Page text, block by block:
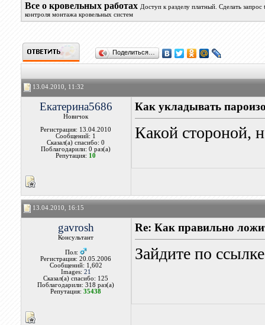
Все о кровельных работах Доступ к разделу платный. Сделать
контроля монтажа кровельных систем
Поделиться…
13.04.2010, 11:32
Екатерина5686
Новичок
Регистрация: 13.04.2010
Сообщений: 1
Сказал(а) спасибо: 0
Поблагодарили: 0 раз(а)
Репутация: 10
Как укладывать
Какой стороной,
13.04.2010, 16:15
gavrosh
Консультант
Пол:
Регистрация: 20.05.2006
Сообщений: 1,602
Images: 21
Сказал(а) спасибо: 125
Поблагодарили: 318 раз(а)
Репутация:35438
Re: Как правильно
Зайдите по